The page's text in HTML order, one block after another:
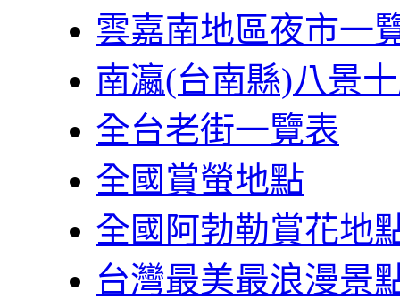
雲嘉南地區夜市一
南瀛(台南縣)八景
全台老街一覽表
全國賞螢地點
全國阿勃勒賞花地
台灣最美最浪漫景